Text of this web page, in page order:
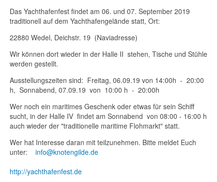
Das Yachthafenfest findet am 06. und 07. September 2019
traditionell auf dem Yachthafengelände statt, Ort:
22880 Wedel, Deichstr. 19 (Naviadresse)
Wir können dort wieder in der Halle II stehen, Tische und Stühle
werden gestellt.
Ausstellungszeiten sind: Freitag, 06.09.19 von 14:00h - 20:00
h, Sonnabend, 07.09.19 von 10:00 h - 20:00h
Wer noch ein maritimes Geschenk oder etwas für sein Schiff
sucht, in der Halle IV findet am Sonnabend von 08:00 - 16:00 h
auch wieder der "traditionelle maritime Flohmarkt" statt.
Wer hat Interesse daran mit teilzunehmen. Bitte meldet Euch
unter: info@knotengilde.de
http://yachthafenfest.de